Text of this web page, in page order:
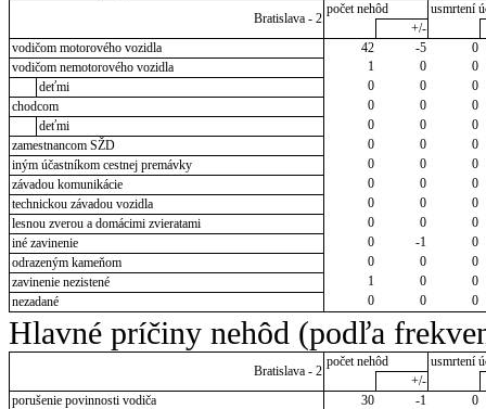
Bratislava - 2
počet nehôd
usmrtení
+/-
vodičom motorového vozidla
42 -5
0
vodičom nemotorového vozidla
1 0
0
deťmi
0 0
0
chodcom
0 0
0
deťmi
0 0
0
zamestnancom SŽD
0 0
0
iným účastníkom cestnej premávky
0 0
0
závadou komunikácie
0 0
0
technickou závadou vozidla
0 0
0
lesnou zverou a domácimi zvieratami
0 0
0
iné zavinenie
0 -1
0
odrazeným kameňom
0 0
0
zavinenie nezistené
1 0
0
nezadané
0 0 0
Hlavné príčiny nehôd (podľa
Bratislava - 2
počet nehôd
usmrtení
+/-
porušenie povinnosti vodiča
30 -1
0